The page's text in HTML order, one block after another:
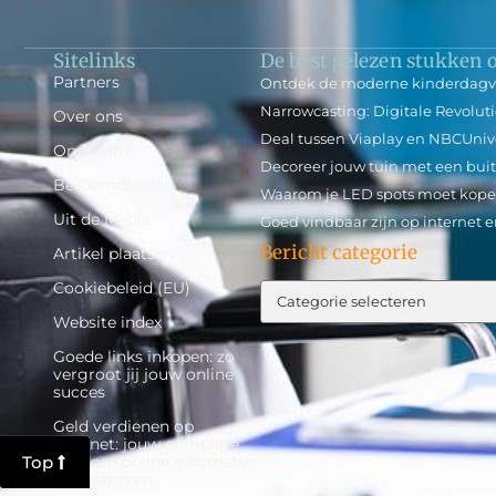
Top
Sitelinks
Partners
Over ons
Ons team
Beroemdheden
Uit de Media
Artikel plaatsen
Cookiebeleid (EU)
Website index
Goede links inkopen: zo
vergroot jij jouw online
succes
Geld verdienen op
internet: jouw complete
gids om online inkomsten
De best gelezen stukken
Ontdek de moderne
Narrowcasting: Digitale
Deal tussen Viaplay en
Decoreer jouw tuin met een
Waarom je LED spots moet
Goed vindbaar zijn op internet
Bericht categorie